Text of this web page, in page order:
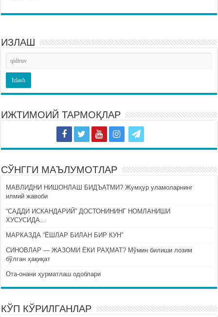
ИЗЛАШ
ИЖТИМОИЙ ТАРМОҚЛАР
СЎНГГИ МАЪЛУМОТЛАР
МАВЛИДНИ НИШОНЛАШ БИДЪАТМИ? Жумҳур уламоларнинг
илмий жавоби
“САДДИ ИСКАНДАРИЙ” ДОСТОНИНИНГ НОМЛАНИШИ
ХУСУСИДА…
МАРКАЗДА “ЁШЛАР БИЛАН БИР КУН”
СИНОВЛАР — ЖАЗОМИ ЁКИ РАҲМАТ? Мўмин билиши лозим
бўлган ҳақиқат
Ота-онани ҳурматлаш одоблари
КЎП КЎРИЛГАНЛАР